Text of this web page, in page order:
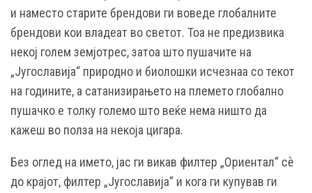
и наместо старите брендови ги воведе глобалните
брендови кои владеат во светот. Тоа не предизвика
некој голем земјотрес, затоа што пушачите на
„Југославија“ природно и биолошки исчезнаа со текот
на годините, а сатанизирањето на племето глобално
пушачко е толку големо што веќе нема ништо да
кажеш во полза на некоја цигара.
Без оглед на името, јас ги викав филтер „Ориентал“ сѐ
до крајот, филтер „Југославија“ и кога ги купував ги